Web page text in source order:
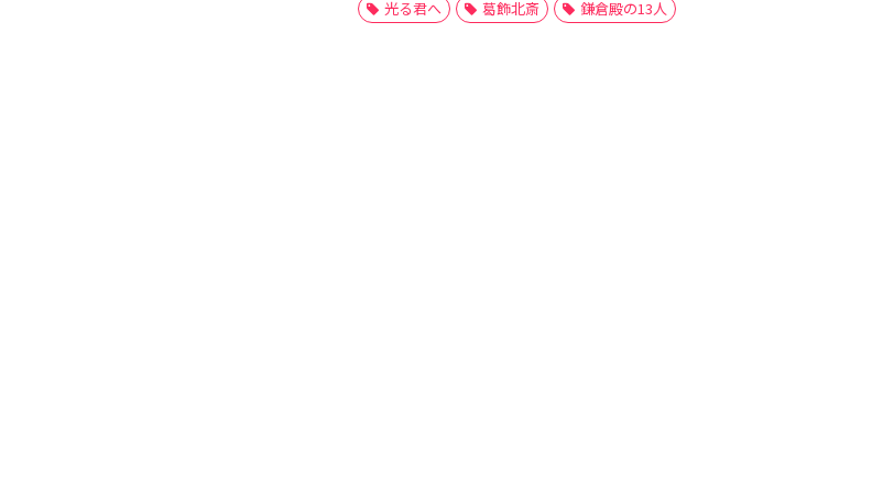
光る君へ 葛飾北斎 鎌倉殿の13人